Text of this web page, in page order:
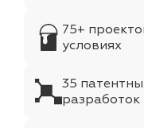
75+
условиях
35
разработок